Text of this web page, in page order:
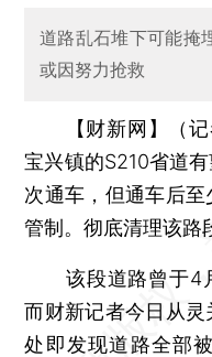
道路乱石堆下可能掩
或因努力抢救
【财新网】（
宝兴镇的S210省道
次通车，但通车后
管制。彻底清理该路
该段道路曾于4
而财新记者今日从
处即发现道路全部